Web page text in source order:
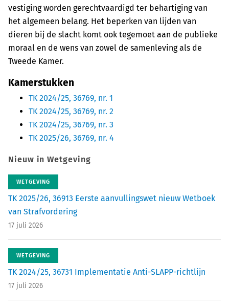
vestiging worden gerechtvaardigd ter behartiging van
het algemeen belang. Het beperken van lijden van
dieren bij de slacht komt ook tegemoet aan de publieke
moraal en de wens van zowel de samenleving als de
Tweede Kamer.
Kamerstukken
TK 2024/25, 36769, nr. 1
TK 2024/25, 36769, nr. 2
TK 2024/25, 36769, nr. 3
TK 2025/26, 36769, nr. 4
Nieuw in Wetgeving
WETGEVING
TK 2025/26, 36913 Eerste aanvullingswet nieuw Wetboek
van Strafvordering
17 juli 2026
WETGEVING
TK 2024/25, 36731 Implementatie Anti-SLAPP-richtlijn
17 juli 2026